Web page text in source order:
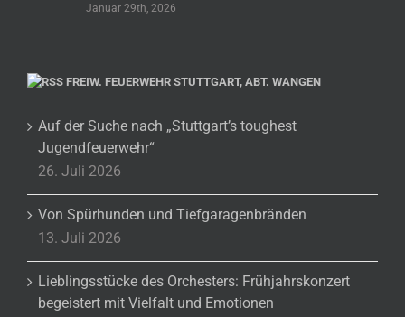
Januar 29th, 2026
FREIW. FEUERWEHR STUTTGART, ABT. WANGEN
Auf der Suche nach „Stuttgart’s toughest
Jugendfeuerwehr“
26. Juli 2026
Von Spürhunden und Tiefgaragenbränden
13. Juli 2026
Lieblingsstücke des Orchesters: Frühjahrskonzert
begeistert mit Vielfalt und Emotionen